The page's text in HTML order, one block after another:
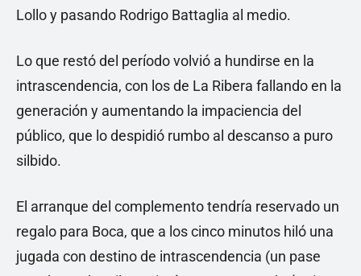
Lollo y pasando Rodrigo Battaglia al medio.
Lo que restó del período volvió a hundirse en la
intrascendencia, con los de La Ribera fallando en la
generación y aumentando la impaciencia del
público, que lo despidió rumbo al descanso a puro
silbido.
El arranque del complemento tendría reservado un
regalo para Boca, que a los cinco minutos hiló una
jugada con destino de intrascendencia (un pase